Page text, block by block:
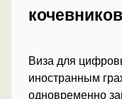
Виза для
иностранным
одновременно